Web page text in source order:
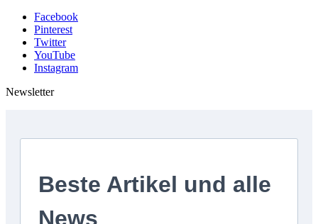
Facebook
Pinterest
Twitter
YouTube
Instagram
Newsletter